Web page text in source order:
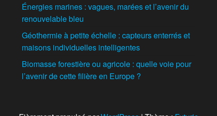
Énergies marines : vagues, marées et l’avenir du
renouvelable bleu
Géothermie à petite échelle : capteurs enterrés et
maisons individuelles intelligentes
Biomasse forestière ou agricole : quelle voie pour
l’avenir de cette filière en Europe ?